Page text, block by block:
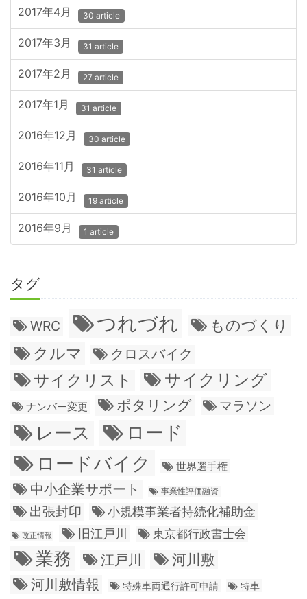
2017年4月 30 article
2017年3月 31 article
2017年2月 27 article
2017年1月 31 article
2016年12月 30 article
2016年11月 31 article
2016年10月 19 article
2016年9月 1 article
タグ
WRC つれづれ ものづくり
クルマ クロスバイク
サイクリスト サイクリング
ナンバー変更 ポタリング マラソン
レース
ロード
ロードバイク
世界選手権
中小企業サポート 事業性評価融資
出張封印 小規模事業者持続化補助金
改正情報 旧江戸川 東京都行政書士会
業務 江戸川
河川敷
河川敷情報
特殊車両通行許可申請
特車